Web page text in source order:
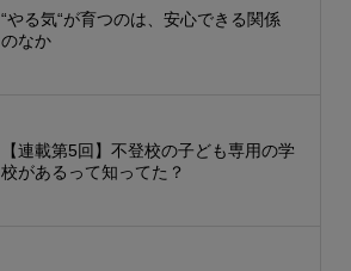
“やる気“が育つのは、安心できる関係
のなか
【連載第5回】不登校の子ども専用の学
校があるって知ってた？